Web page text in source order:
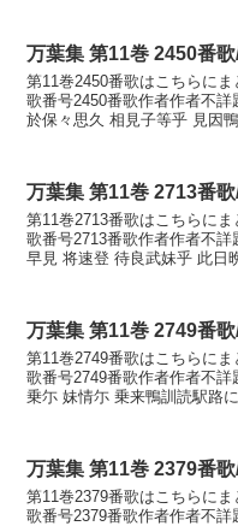
万葉集 第11巻 2450番
第11巻2450番歌はこちらに
歌番号2450番歌作者作者不
於保々思久 相見子等乎 見因
万葉集 第11巻 2713番
第11巻2713番歌はこちらに
歌番号2713番歌作者作者不
早見 将速登 待良武妹乎 此日
万葉集 第11巻 2749番
第11巻2749番歌はこちらに
歌番号2749番歌作者作者不
乗尓 妹情尓 乗来鴨訓読駅路
万葉集 第11巻 2379番
第11巻2379番歌はこちらに
歌番号2379番歌作者作者不